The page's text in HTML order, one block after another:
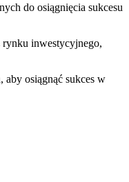
do osiągnięcia sukcesu
rynku inwestycyjnego,
aby osiągnąć sukces w